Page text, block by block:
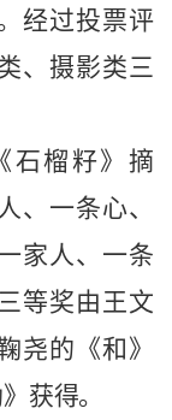
经过投票评
、摄影类三
石榴籽》摘
、一条心、
家人、一条
等奖由王文
尧的《和》
获得。